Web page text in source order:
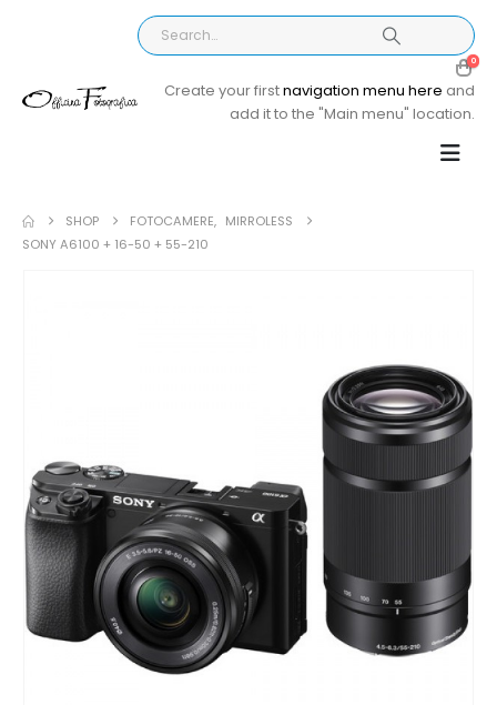
0
Create your firstnavigation menu here and
add it to the "Main menu" location.
SHOP FOTOCAMERE, MIRROLESS
SONY A6100 + 16-50 + 55-210